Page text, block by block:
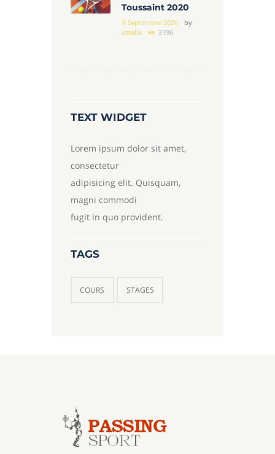
Toussaint 2020
4 September 2020
by
estelle
3196
TEXT WIDGET
Lorem ipsum dolor sit amet,
consectetur
adipisicing elit. Quisquam,
magni commodi
fugit in quo provident.
TAGS
COURS STAGES